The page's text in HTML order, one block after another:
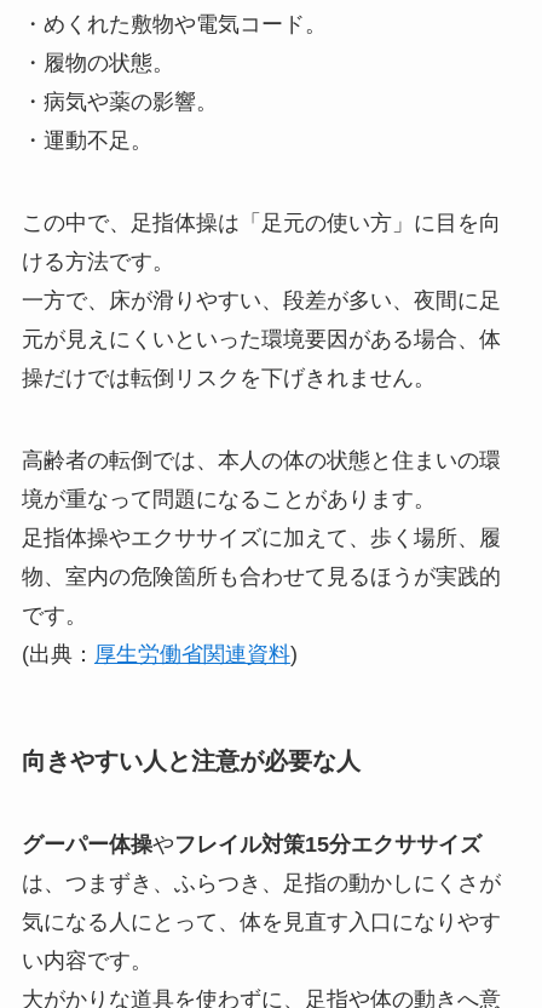
・めくれた敷物や電気コード。
・履物の状態。
・病気や薬の影響。
・運動不足。
この中で、足指体操は「足元の使い方」に目を向
ける方法です。
一方で、床が滑りやすい、段差が多い、夜間に足
元が見えにくいといった環境要因がある場合、体
操だけでは転倒リスクを下げきれません。
高齢者の転倒では、本人の体の状態と住まいの環
境が重なって問題になることがあります。
足指体操やエクササイズに加えて、歩く場所、履
物、室内の危険箇所も合わせて見るほうが実践的
です。
(出典： 厚生労働省関連資料)
向きやすい人と注意が必要な人
グーパー体操やフレイル対策15分エクササイズ
は、つまずき、ふらつき、足指の動かしにくさが
気になる人にとって、体を見直す入口になりやす
い内容です。
大がかりな道具を使わずに、足指や体の動きへ意